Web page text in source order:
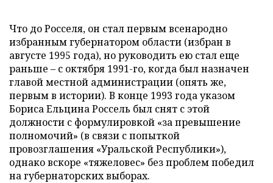
Что до Росселя, он стал первым всенародно
избранным губернатором области (избран в
августе 1995 года), но руководить ею стал еще
раньше – с октября 1991-го, когда был назначен
главой местной администрации (опять же,
первым в истории). В конце 1993 года указом
Бориса Ельцина Россель был снят с этой
должности с формулировкой «за превышение
полномочий» (в связи с попыткой
провозглашения «Уральской Республики»),
однако вскоре «тяжеловес» без проблем победил
на губернаторских выборах.